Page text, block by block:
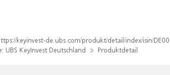
keyinvest-de.ubs.com/produkt/detail/index/isin/
UBS KeyInvest Deutschland Produktdetail